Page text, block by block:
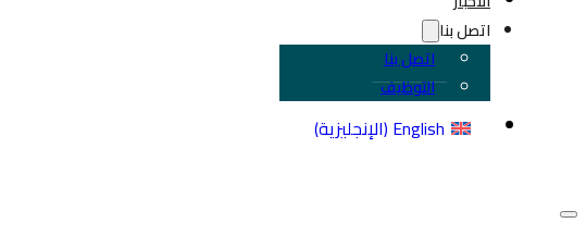
اتصل بنا
اتصل بنا
التوظيف
English
(الإنجليزية)